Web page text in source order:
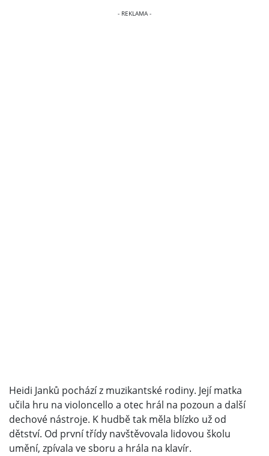
Heidi Janků pochází z muzikantské rodiny. Její matka
učila hru na violoncello a otec hrál na pozoun a další
dechové nástroje. K hudbě tak měla blízko už od
dětství. Od první třídy navštěvovala lidovou školu
umění, zpívala ve sboru a hrála na klavír.